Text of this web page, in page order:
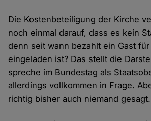
Die Kostenbeteiligung der Kirche
noch einmal darauf, dass es kein
denn seit wann bezahlt ein Gast
eingeladen ist? Das stellt die
spreche im Bundestag als
allerdings vollkommen in Frage.
richtig bisher auch niemand gesagt.